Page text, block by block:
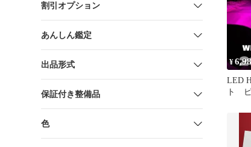
割引オプション
あんしん鑑定
出品形式
保証付き整備品
色
¥
LED
ト